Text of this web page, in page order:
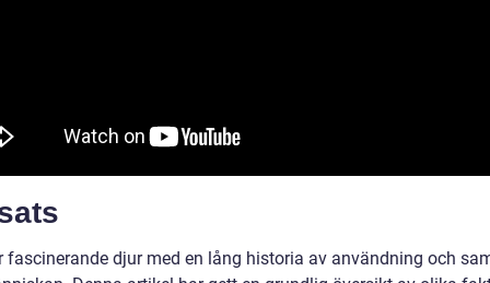
fascinerande djur med en lång historia av användning och